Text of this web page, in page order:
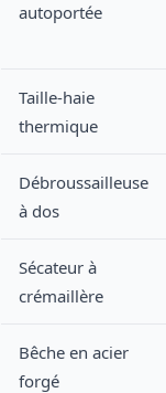
autoportée
Taille-haie
thermique
Débroussailleuse
à dos
Sécateur à
crémaillère
Bêche en acier
forgé